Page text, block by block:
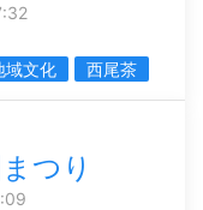
域文化 西尾茶
つり